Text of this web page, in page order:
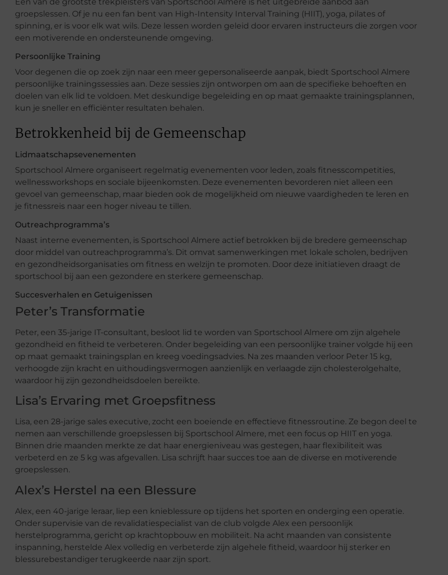
groepslessen. Of je nu een fan bent van High-Intensity Interval Training (HIIT), yoga, pilates of
spinning, er is voor elk wat wils. Deze lessen worden geleid door ervaren instructeurs die zorgen voor
een motiverende en ondersteunende omgeving.
Persoonlijke Training
Voor degenen die op zoek zijn naar een meer gepersonaliseerde aanpak, biedt Sportschool Almere
persoonlijke trainingssessies aan. Deze sessies zijn ontworpen om aan de specifieke behoeften en
doelen van elk lid te voldoen. Met deskundige begeleiding en op maat gemaakte trainingsplannen,
kun je sneller en efficiënter resultaten behalen.
Betrokkenheid bij de Gemeenschap
Lidmaatschapsevenementen
Sportschool Almere organiseert regelmatig evenementen voor leden, zoals fitnesscompetities,
wellnessworkshops en sociale bijeenkomsten. Deze evenementen bevorderen niet alleen een
gevoel van gemeenschap, maar bieden ook de mogelijkheid om nieuwe vaardigheden te leren en
je fitnessreis naar een hoger niveau te tillen.
Outreachprogramma’s
Naast interne evenementen, is Sportschool Almere actief betrokken bij de bredere gemeenschap
door middel van outreachprogramma’s. Dit omvat samenwerkingen met lokale scholen, bedrijven
en gezondheidsorganisaties om fitness en welzijn te promoten. Door deze initiatieven draagt de
sportschool bij aan een gezondere en sterkere gemeenschap.
Succesverhalen en Getuigenissen
Peter’s Transformatie
Peter, een 35-jarige IT-consultant, besloot lid te worden van Sportschool Almere om zijn algehele
gezondheid en fitheid te verbeteren. Onder begeleiding van een persoonlijke trainer volgde hij een
op maat gemaakt trainingsplan en kreeg voedingsadvies. Na zes maanden verloor Peter 15 kg,
verhoogde zijn kracht en uithoudingsvermogen aanzienlijk en verlaagde zijn cholesterolgehalte,
waardoor hij zijn gezondheidsdoelen bereikte.
Lisa’s Ervaring met Groepsfitness
Lisa, een 28-jarige sales executive, zocht een boeiende en effectieve fitnessroutine. Ze begon deel te
nemen aan verschillende groepslessen bij Sportschool Almere, met een focus op HIIT en yoga.
Binnen drie maanden merkte ze dat haar energieniveau was gestegen, haar flexibiliteit was
verbeterd en ze 5 kg was afgevallen. Lisa schrijft haar succes toe aan de diverse en motiverende
groepslessen.
Alex’s Herstel na een Blessure
Alex, een 40-jarige leraar, liep een knieblessure op tijdens het sporten en onderging een operatie.
Onder supervisie van de revalidatiespecialist van de club volgde Alex een persoonlijk
herstelprogramma, gericht op krachtopbouw en mobiliteit. Na acht maanden van consistente
inspanning, herstelde Alex volledig en verbeterde zijn algehele fitheid, waardoor hij sterker en
blessurebestandiger terugkeerde naar zijn sport.